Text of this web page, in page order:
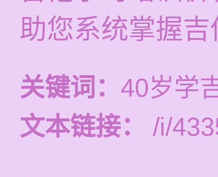
助您系统掌握
关键词： 40岁学
文本链接：
/i/